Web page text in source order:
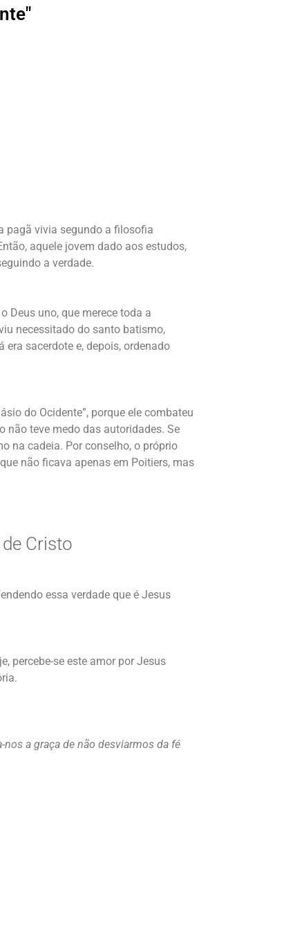
pagã vivia segundo a filosofia
aquele jovem dado aos estudos,
a verdade.
Deus uno, que merece toda a
necessitado do santo batismo,
sacerdote e, depois, ordenado
do Ocidente”, porque ele combateu
não teve medo das autoridades. Se
na cadeia. Por conselho, o próprio
não ficava apenas em Poitiers, mas
Cristo
essa verdade que é Jesus
percebe-se este amor por Jesus
a graça de não desviarmos da fé